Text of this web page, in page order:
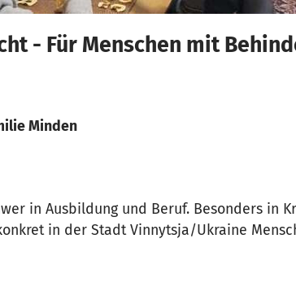
- Für Menschen mit
Minden
in Ausbildung und Beruf. Besonders in
in der Stadt Vinnytsja/Ukraine